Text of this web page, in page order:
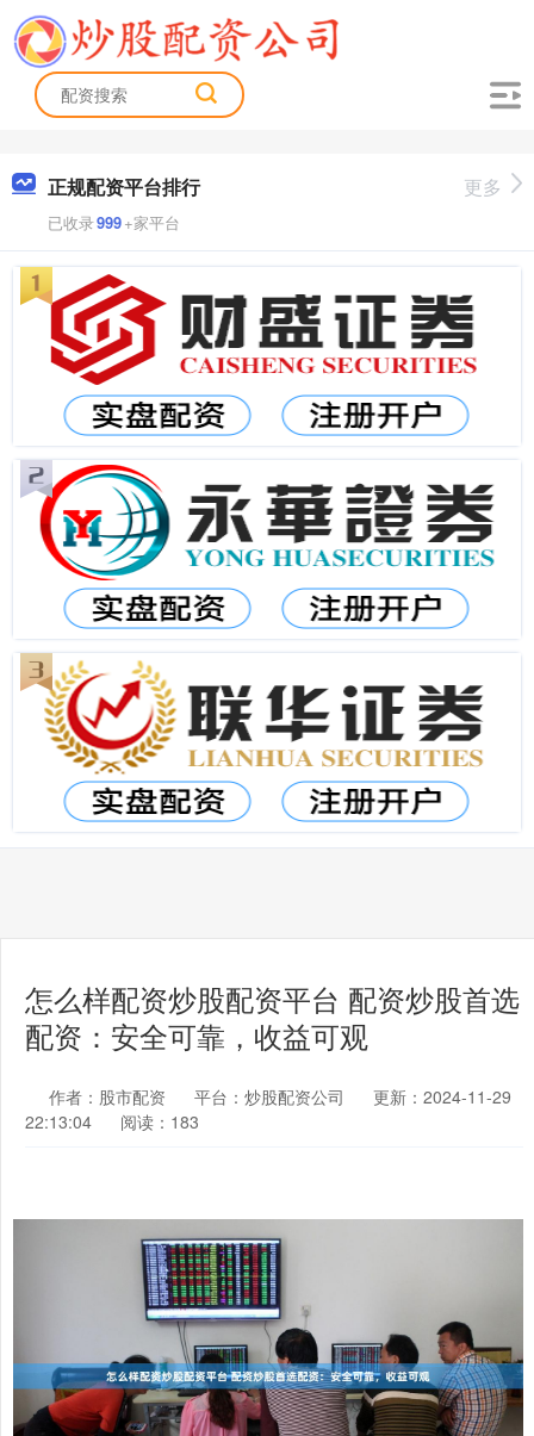
正规配资平台排行
已收录999+家平台
更多
怎么样配资炒股配资平台 配资炒股首选
配资：安全可靠，收益可观
作者：股市配资 平台：炒股配资公司
更新：2024-11-29
22:13:04
阅读：183